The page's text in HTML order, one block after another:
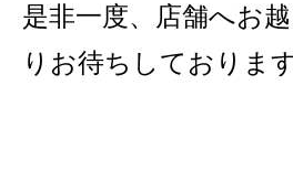
是非一度、店舗へお
りお待ちしておりま